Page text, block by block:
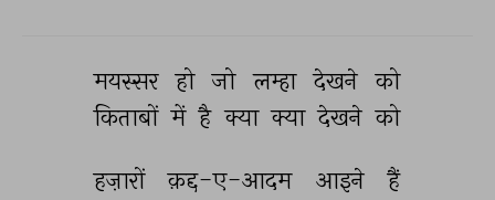
मयस्सर हो जो लम्हा देखने को
किताबों में है क्या क्या देखने को
हज़ारों क़द्द-ए-आदम आइने
हैं